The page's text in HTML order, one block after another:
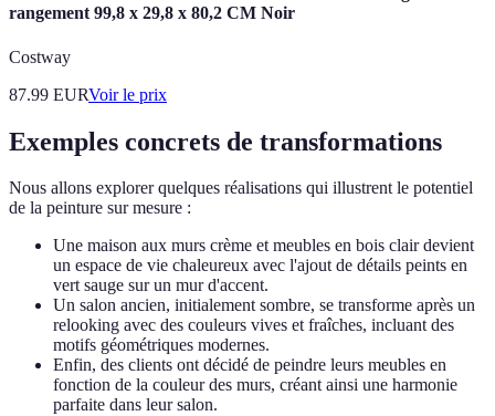
rangement 99,8 x 29,8 x 80,2 CM Noir
Costway
87.99 EURVoir le prix
Exemples concrets de transformations
Nous allons explorer quelques réalisations qui illustrent le potentiel
de la peinture sur mesure :
Une maison aux murs crème et meubles en bois clair devient
un espace de vie chaleureux avec l'ajout de détails peints en
vert sauge sur un mur d'accent.
Un salon ancien, initialement sombre, se transforme après un
relooking avec des couleurs vives et fraîches, incluant des
motifs géométriques modernes.
Enfin, des clients ont décidé de peindre leurs meubles en
fonction de la couleur des murs, créant ainsi une harmonie
parfaite dans leur salon.